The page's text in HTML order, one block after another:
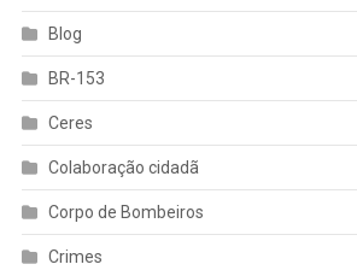
Blog
BR-153
Ceres
Colaboração cidadã
Corpo de Bombeiros
Crimes